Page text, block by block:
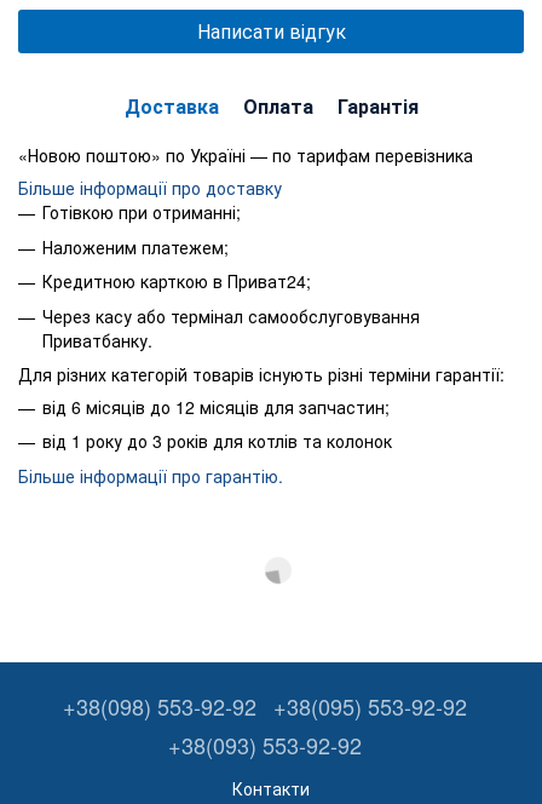
Написати відгук
Доставка Оплата Гарантія
«Новою поштою» по Україні — по тарифам перевізника
Більше інформації про доставку
Готівкою при отриманні;
Наложеним платежем;
Кредитною карткою в Приват24;
Через касу або термінал самообслуговування
Приватбанку.
Для різних категорій товарів існують різні терміни гарантії:
від 6 місяців до 12 місяців для запчастин;
від 1 року до 3 років для котлів та колонок
Більше інформації про гарантію.
+38(098) 553-92-92
+38(095) 553-92-92
+38(093) 553-92-92
Контакти